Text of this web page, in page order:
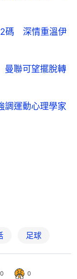
碼 深情重溫伊
聯可望擺脫轉
運動心理學家
足球
0 0